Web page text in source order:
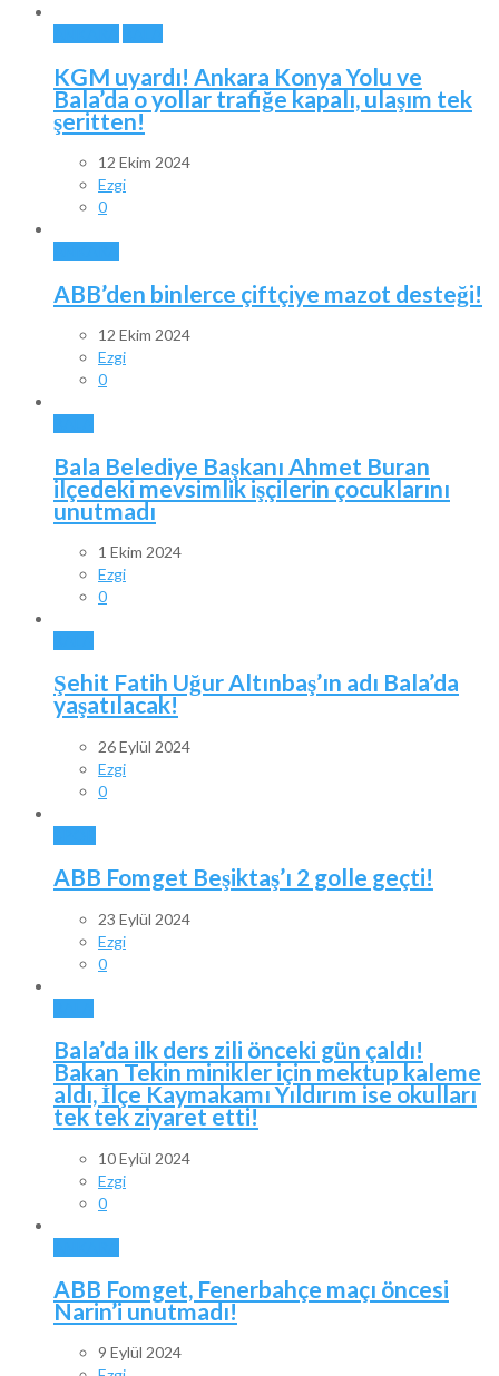
KGM uyardı! Ankara Konya Yolu ve
Bala’da o yollar trafiğe kapalı, ulaşım tek
şeritten!
12 Ekim 2024
Ezgi
0
ABB’den binlerce çiftçiye mazot desteği!
12 Ekim 2024
Ezgi
0
Bala Belediye Başkanı Ahmet Buran
ilçedeki mevsimlik işçilerin çocuklarını
unutmadı
1 Ekim 2024
Ezgi
0
Şehit Fatih Uğur Altınbaş’ın adı Bala’da
yaşatılacak!
26 Eylül 2024
Ezgi
0
ABB Fomget Beşiktaş’ı 2 golle geçti!
23 Eylül 2024
Ezgi
0
Bala’da ilk ders zili önceki gün çaldı!
Bakan Tekin minikler için mektup kaleme
aldı, İlçe Kaymakamı Yıldırım ise okulları
tek tek ziyaret etti!
10 Eylül 2024
Ezgi
0
ABB Fomget, Fenerbahçe maçı öncesi
Narin’i unutmadı!
9 Eylül 2024